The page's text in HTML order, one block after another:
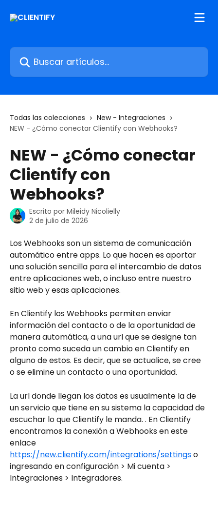
Buscar artículos...
Todas las colecciones
New - Integraciones
NEW - ¿Cómo conectar Clientify con Webhooks?
NEW - ¿Cómo conectar
Clientify con
Webhooks?
Escrito por Mileidy Nicolielly
2 de julio de 2026
Los Webhooks son un sistema de comunicación
automático entre apps. Lo que hacen es aportar
una solución sencilla para el intercambio de datos
entre aplicaciones web, o incluso entre nuestro
sitio web y esas aplicaciones.
En Clientify los Webhooks permiten enviar
información del contacto o de la oportunidad de
manera automática, a una url que se designe tan
pronto como suceda un cambio en Clientify en
alguno de estos. Es decir, que se actualice, se cree
o se elimine un contacto o una oportunidad.
La url donde llegan los datos es usualmente la de
un servicio que tiene en su sistema la capacidad de
escuchar lo que Clientify le manda. . En Clientify
encontramos la conexión a Webhooks en este
enlace
https://new.clientify.com/integrations/settings o
ingresando en configuración > Mi cuenta >
Integraciones > Integradores.